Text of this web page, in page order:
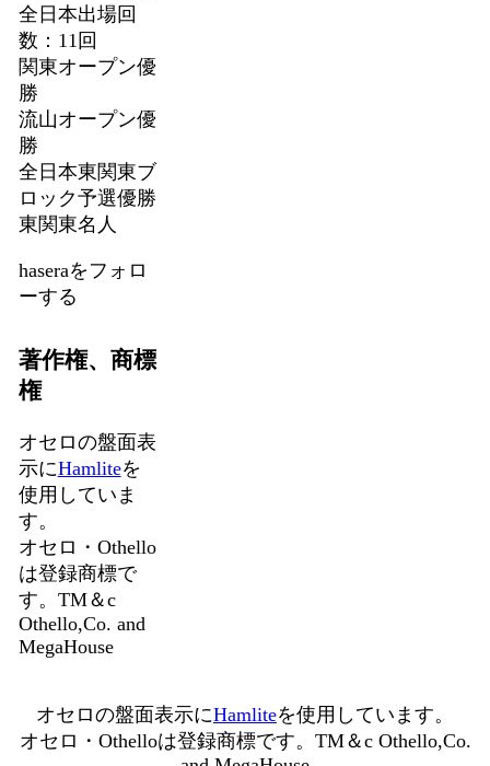
全日本出場回
数：11回
関東オープン優
勝
流山オープン優
勝
全日本東関東ブ
ロック予選優勝
東関東名人
haseraをフォロ
ーする
著作権、商標
権
オセロの盤面表
示にHamliteを
使用していま
す。
オセロ・Othello
は登録商標で
す。TM＆c
Othello,Co. and
MegaHouse
オセロの盤面表示にHamliteを使用しています。
オセロ・Othelloは登録商標です。TM＆c Othello,Co.